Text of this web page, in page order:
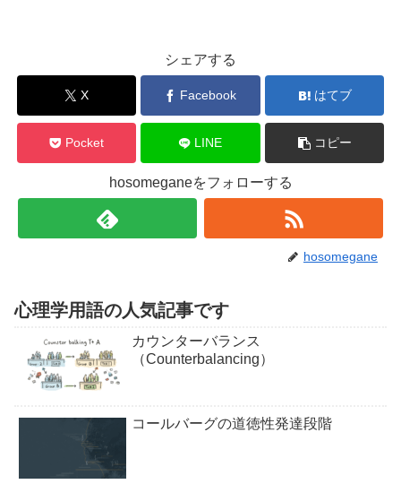
シェアする
X Facebook はてブ
Pocket LINE コピー
hosomeganeをフォローする
hosomegane
心理学用語の人気記事です
カウンターバランス
（Counterbalancing）
コールバーグの道徳性発達段階